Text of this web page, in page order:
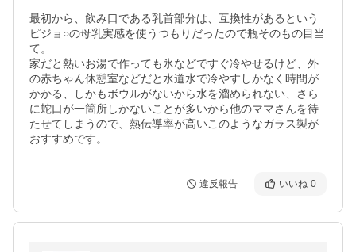
最初から、飲み口である乳首部分は、互換性があるという
ピジョ○の母乳実感を使うつもりだったので瓶そのもの目当
て。
家だと熱いお湯で作っても氷などですぐ冷やせるけど、外
の赤ちゃん休憩室などだと水道水で冷やすしかなく時間が
かかる、しかもボウルがないから水を溜められない、さら
に蛇口が一箇所しかないことが多いから他のママさんを待
たせてしまうので、熱伝導率が高いこのようなガラス製が
おすすめです。
違反報告 いいね 0